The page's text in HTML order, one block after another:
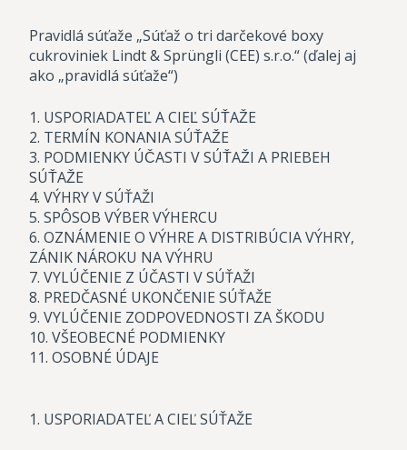
Pravidlá súťaže „Súťaž o tri darčekové boxy
cukroviniek Lindt & Sprüngli (CEE) s.r.o.“ (ďalej aj
ako „pravidlá súťaže“)
1. USPORIADATEĽ A CIEĽ SÚŤAŽE
2. TERMÍN KONANIA SÚŤAŽE
3. PODMIENKY ÚČASTI V SÚŤAŽI A PRIEBEH
SÚŤAŽE
4. VÝHRY V SÚŤAŽI
5. SPÔSOB VÝBER VÝHERCU
6. OZNÁMENIE O VÝHRE A DISTRIBÚCIA VÝHRY,
ZÁNIK NÁROKU NA VÝHRU
7. VYLÚČENIE Z ÚČASTI V SÚŤAŽI
8. PREDČASNÉ UKONČENIE SÚŤAŽE
9. VYLÚČENIE ZODPOVEDNOSTI ZA ŠKODU
10. VŠEOBECNÉ PODMIENKY
11. OSOBNÉ ÚDAJE
1. USPORIADATEĽ A CIEĽ SÚŤAŽE